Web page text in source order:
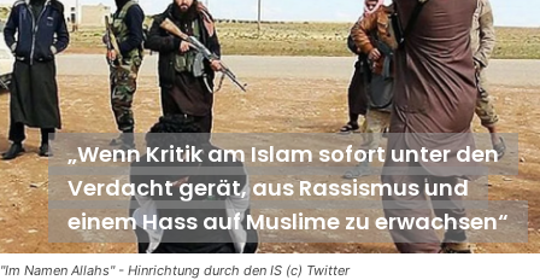
"Im Namen Allahs" - Hinrichtung durch den IS (c) Twitter
„Wenn Kritik am Islam sofort unter den
Verdacht gerät, aus Rassismus und
einem Hass auf Muslime zu erwachsen“